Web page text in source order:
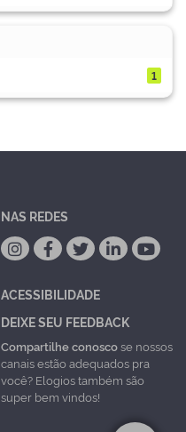
1
NAS REDES
ACESSIBILIDADE
DEIXE SEU FEEDBACK
Compartilhe conoscose nossos
canais estão adequados pra
você? Elogios também são
super bem vindos!